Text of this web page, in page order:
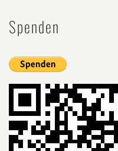
Spenden